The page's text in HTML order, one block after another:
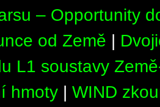
– Opportunity
od Země |
L1 soustavy
hmoty | WIND